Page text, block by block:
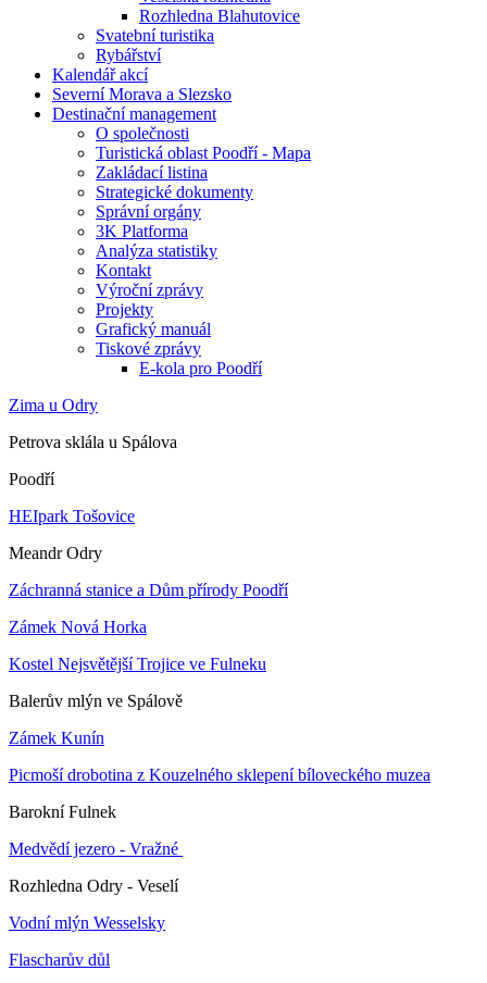
Rozhledna Blahutovice
Svatební turistika
Rybářství
Kalendář akcí
Severní Morava a Slezsko
Destinační management
O společnosti
Turistická oblast Poodří - Mapa
Zakládací listina
Strategické dokumenty
Správní orgány
3K Platforma
Analýza statistiky
Kontakt
Výroční zprávy
Projekty
Grafický manuál
Tiskové zprávy
E-kola pro Poodří
Zima u Odry
Petrova sklála u Spálova
Poodří
HEIpark Tošovice
Meandr Odry
Záchranná stanice a Dům přírody Poodří
Zámek Nová Horka
Kostel Nejsvětější Trojice ve Fulneku
Balerův mlýn ve Spálově
Zámek Kunín
Picmoší drobotina z Kouzelného sklepení bíloveckého muzea
Barokní Fulnek
Medvědí jezero - Vražné
Rozhledna Odry - Veselí
Vodní mlýn Wesselsky
Flascharův důl